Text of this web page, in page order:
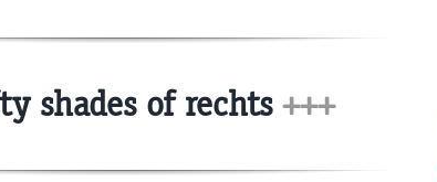
shades of rechts +++